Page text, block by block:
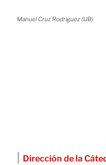
Manuel Cruz Rodriguez (UB)
Dirección de la